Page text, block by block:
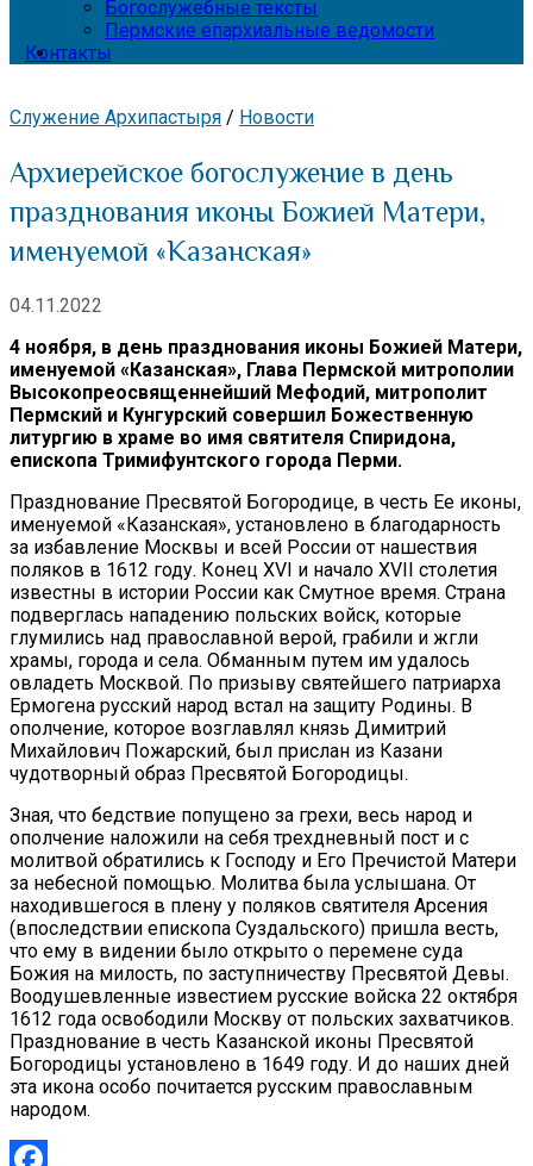
Богослужебные тексты
Пермские епархиальные ведомости
Контакты
Служение Архипастыря / Новости
Архиерейское богослужение в день
празднования иконы Божией Матери,
именуемой «Казанская»
04.11.2022
4 ноября, в день празднования иконы Божией Матери,
именуемой «Казанская», Глава Пермской митрополии
Высокопреосвященнейший Мефодий, митрополит
Пермский и Кунгурский совершил Божественную
литургию в храме во имя святителя Спиридона,
епископа Тримифунтского города Перми.
Празднование Пресвятой Богородице, в честь Ее иконы,
именуемой «Казанская», установлено в благодарность
за избавление Москвы и всей России от нашествия
поляков в 1612 году. Конец ХVI и начало ХVII столетия
известны в истории России как Смутное время. Страна
подверглась нападению польских войск, которые
глумились над православной верой, грабили и жгли
храмы, города и села. Обманным путем им удалось
овладеть Москвой. По призыву святейшего патриарха
Ермогена русский народ встал на защиту Родины. В
ополчение, которое возглавлял князь Димитрий
Михайлович Пожарский, был прислан из Казани
чудотворный образ Пресвятой Богородицы.
Зная, что бедствие попущено за грехи, весь народ и
ополчение наложили на себя трехдневный пост и с
молитвой обратились к Господу и Его Пречистой Матери
за небесной помощью. Молитва была услышана. От
находившегося в плену у поляков святителя Арсения
(впоследствии епископа Суздальского) пришла весть,
что ему в видении было открыто о перемене суда
Божия на милость, по заступничеству Пресвятой Девы.
Воодушевленные известием русские войска 22 октября
1612 года освободили Москву от польских захватчиков.
Празднование в честь Казанской иконы Пресвятой
Богородицы установлено в 1649 году. И до наших дней
эта икона особо почитается русским православным
народом.